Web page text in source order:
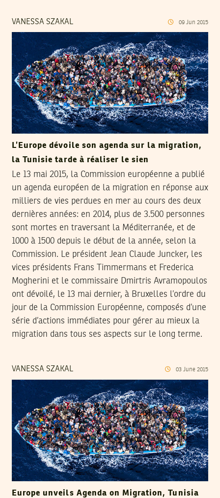
VANESSA SZAKAL 09 Jun 2015
L’Europe dévoile son agenda sur la migration,
la Tunisie tarde à réaliser le sien
Le 13 mai 2015, la Commission européenne a publié
un agenda européen de la migration en réponse aux
milliers de vies perdues en mer au cours des deux
dernières années: en 2014, plus de 3.500 personnes
sont mortes en traversant la Méditerranée, et de
1000 à 1500 depuis le début de la année, selon la
Commission. Le président Jean Claude Juncker, les
vices présidents Frans Timmermans et Frederica
Mogherini et le commissaire Dmirtris Avramopoulos
ont dévoilé, le 13 mai dernier, à Bruxelles l’ordre du
jour de la Commission Européenne, composés d’une
série d’actions immédiates pour gérer au mieux la
migration dans tous ses aspects sur le long terme.
VANESSA SZAKAL 03 June 2015
Europe unveils Agenda on Migration, Tunisia